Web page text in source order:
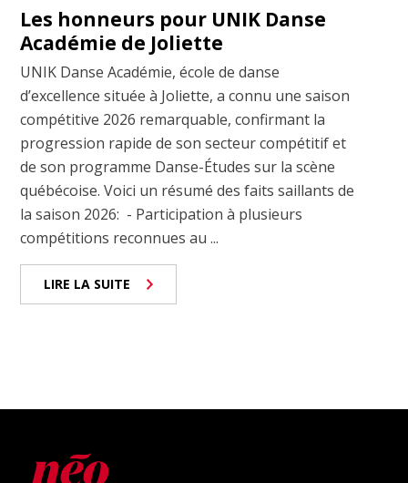
Les honneurs pour UNIK Danse
Académie de Joliette
UNIK Danse Académie, école de danse
d’excellence située à Joliette, a connu une saison
compétitive 2026 remarquable, confirmant la
progression rapide de son secteur compétitif et
de son programme Danse-Études sur la scène
québécoise. Voici un résumé des faits saillants de
la saison 2026: - Participation à plusieurs
compétitions reconnues au ...
LIRE LA SUITE